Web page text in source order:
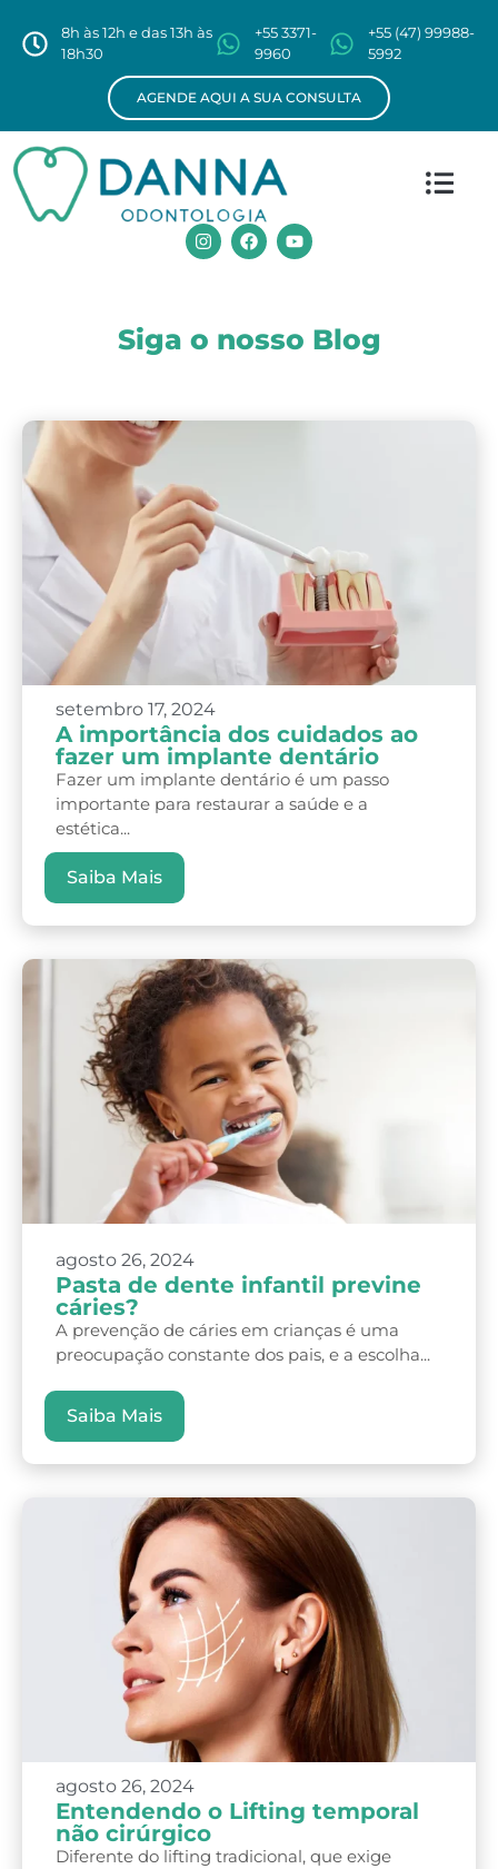
8h às 12h e das 13h às
18h30
+55 3371-
9960
+55 (47) 99988-
5992
AGENDE AQUI A SUA CONSULTA
Siga o nosso Blog
setembro 17, 2024
A importância dos cuidados ao
fazer um implante dentário
Fazer um implante dentário é um passo
importante para restaurar a saúde e a
estética...
Saiba Mais
agosto 26, 2024
Pasta de dente infantil previne
cáries?
A prevenção de cáries em crianças é uma
preocupação constante dos pais, e a escolha...
Saiba Mais
agosto 26, 2024
Entendendo o Lifting temporal
não cirúrgico
Diferente do lifting tradicional, que exige